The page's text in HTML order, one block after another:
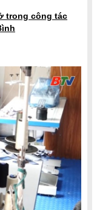
trong công tác